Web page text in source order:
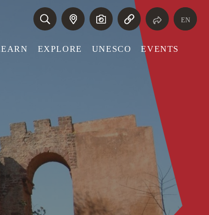
EXPLORE UNESCO EVENTS
EN